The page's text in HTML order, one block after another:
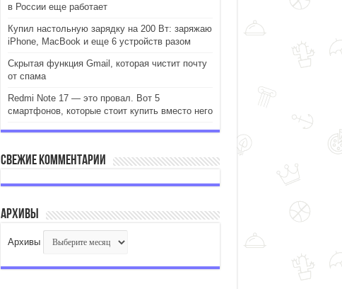
в России еще работает
Купил настольную зарядку на 200 Вт: заряжаю
iPhone, MacBook и еще 6 устройств разом
Скрытая функция Gmail, которая чистит почту
от спама
Redmi Note 17 — это провал. Вот 5
смартфонов, которые стоит купить вместо него
Свежие комментарии
Архивы
Архивы